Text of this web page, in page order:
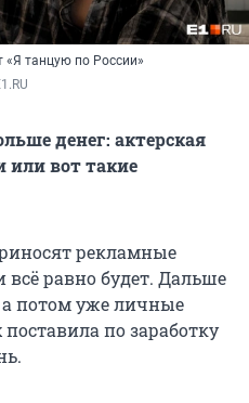
«Я танцую по России»
денег: актерская
или вот такие
рекламные
всё равно будет. Дальше
а потом уже личные
по заработку